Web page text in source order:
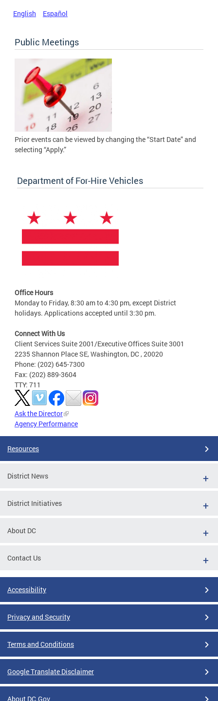
English Español
Public Meetings
Prior events can be viewed by changing the “Start Date” and
selecting “Apply.”
Department of For-Hire Vehicles
Office Hours
Monday to Friday, 8:30 am to 4:30 pm, except District
holidays. Applications accepted until 3:30 pm.
Connect With Us
Client Services Suite 2001/Executive Offices Suite 3001
2235 Shannon Place SE, Washington, DC , 20020
Phone: (202) 645-7300
Fax: (202) 889-3604
TTY: 711
Ask the Director
Agency Performance
Resources
District News
District Initiatives
About DC
Contact Us
Accessibility
Privacy and Security
Terms and Conditions
Google Translate Disclaimer
About DC.Gov